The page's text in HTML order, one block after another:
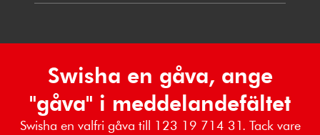
Swisha en gåva, ange
"gåva" i meddelandefältet
Swisha en valfri gåva till 123 19 714 31. Tack vare